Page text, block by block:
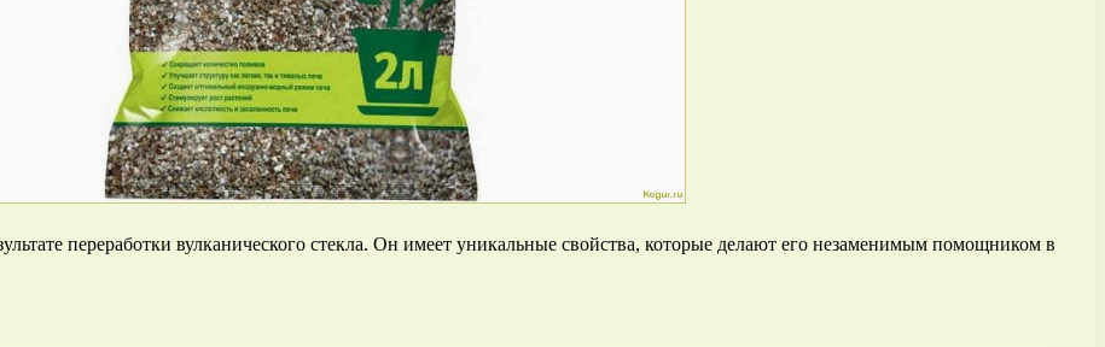
переработки вулканического стекла. Он имеет уникальные свойства, которые делают его незаменимым помощником в